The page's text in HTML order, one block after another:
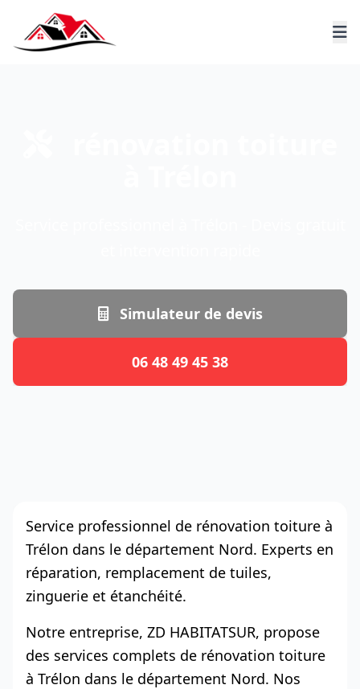
Simulateur de devis
06 48 49 45 38
Service professionnel de rénovation toiture à
Trélon dans le département Nord. Experts en
réparation, remplacement de tuiles,
zinguerie et étanchéité.
Notre entreprise, ZD HABITATSUR, propose
des services complets de rénovation toiture
à Trélon dans le département Nord. Nos